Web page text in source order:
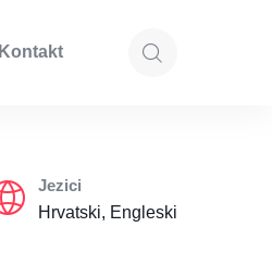
Kontakt
Jezici
Hrvatski, Engleski